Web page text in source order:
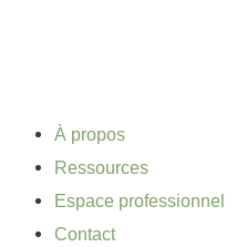
À propos
Ressources
Espace professionnel
Contact